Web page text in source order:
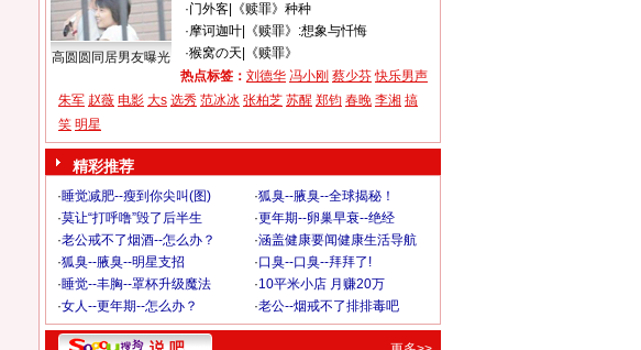
高圆圆同居男友曝光
·门外客|
《赎罪》种种
·摩诃迦叶|
《赎罪》:想象与忏悔
·猴窝の天
《赎罪》
热点标签： 刘德华 冯小刚 蔡少芬 快乐男声
朱军 赵薇 电影 大s 选秀 范冰冰 张柏芝 苏醒 郑钧 春晚 李湘 搞
笑 明星
精彩推荐
·睡觉减肥--瘦到你尖叫(图) ·狐臭--腋臭--全球揭秘！
·莫让“打呼噜”毁了后半生 ·更年期--卵巢早衰--绝经
·老公戒不了烟酒--怎么办？ ·涵盖健康要闻健康生活导航
·狐臭--腋臭--明星支招 ·口臭--口臭--拜拜了!
·睡觉--丰胸--罩杯升级魔法 ·10平米小店 月赚20万
·女人--更年期--怎么办？ ·老公--烟戒不了排排毒吧